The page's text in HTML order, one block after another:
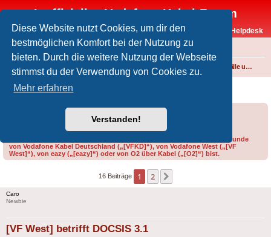
Diese Website nutzt Cookies, um dir den
bestmöglichen Komfort bei der Nutzung zu
bieten. Durch die weitere Nutzung der Webseite
stimmst du der Verwendung von Cookies zu.
Mehr erfahren
Verstanden!
Inoffizielles Vodafone-Kabel-Forum
Vodafone-Kabel-Helpdesk
FAQ
Foren-Übersicht Internet und Telefon über Kabel Störungen, Ausfälle und Speedprobleme
[VF West] betrifft DOCSIS 3.1
Bitte gib bei der Erstellung eines Threads im Feld „Präfix“ an, ob du Kunde
von Vodafone Kabel Deutschland („[VFKD]“), von Vodafone West („[VF
West]“), von eazy („[eazy]“) oder von O2 über Kabel („[O2]“) bist.
16 Beiträge 1 2
Caro
Newbie
[VF West] betrifft DOCSIS 3.1